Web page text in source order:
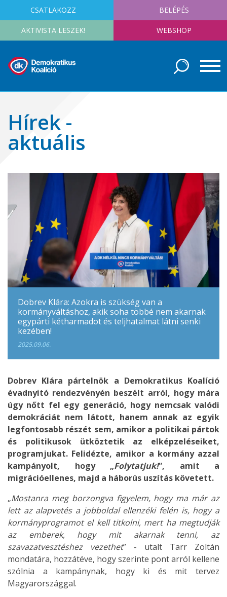
CSATLAKOZZ BELÉPÉS
AKTIVISTA LESZEK! WEBSHOP
Hírek -
aktuális
Dobrev Klára: Azokra is szükség van a
kormányváltáshoz, akik soha többé nem akarnak
egypárti kétharmadot és teljhatalmat látni senki
kezében!
2025.09.06.
Dobrev Klára pártelnök a Demokratikus Koalíció
évadnyitó rendezvényén beszélt arról, hogy mára
úgy nőtt fel egy generáció, hogy nemcsak valódi
demokráciát nem látott, hanem annak az egyik
legfontosabb részét sem, amikor a politikai pártok
és politikusok ütköztetik az elképzeléseiket,
programjukat. Felidézte, amikor a kormány azzal
kampányolt, hogy „Folytatjuk!”, amit a
migrációellenes, majd a háborús uszítás követett.
„Mostanra meg borzongva figyelem, hogy ma már az
lett az alapvetés a jobboldal ellenzéki felén is, hogy a
kormányprogramot el kell titkolni, mert ha megtudják
az emberek, hogy mit akarnak tenni, az
szavazatvesztéshez vezethet” - utalt Tarr Zoltán
mondatára, hozzátéve, hogy szerinte pont arról kellene
szólnia a kampánynak, hogy ki és mit tervez
Magyarországgal.